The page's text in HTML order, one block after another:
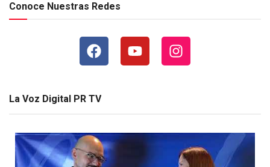
Conoce Nuestras Redes
La Voz Digital PR TV